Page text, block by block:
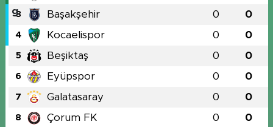
3 Başakşehir 0 0
4 Kocaelispor 0 0
5 Beşiktaş 0 0
6 Eyüpspor 0 0
7 Galatasaray 0 0
8 Çorum FK 0 0